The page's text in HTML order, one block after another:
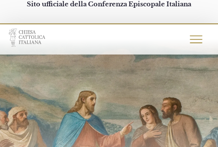
Sito ufficiale della Conferenza Episcopale Italiana
Chiesacattolica.it